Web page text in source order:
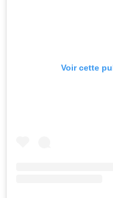
Voir cette